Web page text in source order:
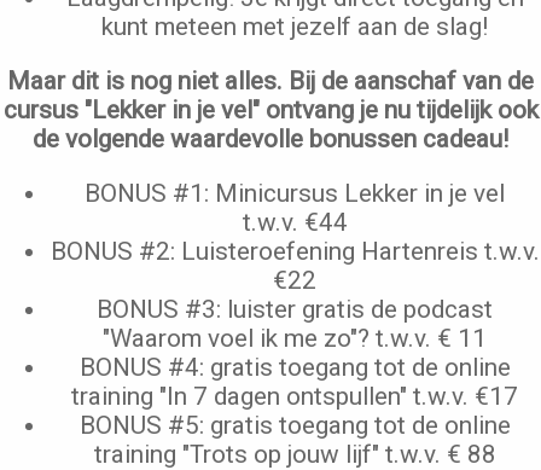
kunt meteen met jezelf aan de slag!
Maar dit is nog niet alles. Bij de aanschaf van de
cursus "Lekker in je vel" ontvang je nu tijdelijk ook
de volgende waardevolle bonussen cadeau!
BONUS #1: Minicursus Lekker in je vel
t.w.v. €44
BONUS #2: Luisteroefening Hartenreis t.w.v.
€22
BONUS #3: luister gratis de podcast
"Waarom voel ik me zo"? t.w.v. € 11
BONUS #4: gratis toegang tot de online
training "In 7 dagen ontspullen" t.w.v. €17
BONUS #5: gratis toegang tot de online
training "Trots op jouw lijf" t.w.v. € 88